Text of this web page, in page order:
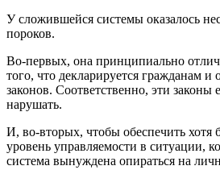
У сложившейся системы оказалось
пороков.
Во-первых, она принципиально
того, что декларируется гражданам и
законов. Соответственно, эти законы
нарушать.
И, во-вторых, чтобы обеспечить
уровень управляемости в ситуации,
система вынуждена опираться на